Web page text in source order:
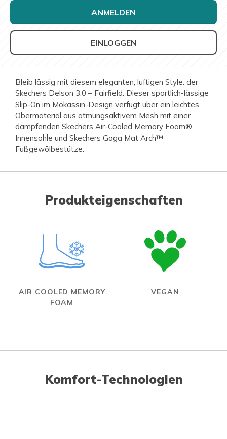
ANMELDEN
EINLOGGEN
Bleib lässig mit diesem eleganten, luftigen Style: der
Skechers Delson 3.0 – Fairfield. Dieser sportlich-lässige
Slip-On im Mokassin-Design verfügt über ein leichtes
Obermaterial aus atmungsaktivem Mesh mit einer
dämpfenden Skechers Air-Cooled Memory Foam®
Innensohle und Skechers Goga Mat Arch™
Fußgewölbestütze.
Produkteigenschaften
AIR COOLED MEMORY
FOAM
VEGAN
Komfort-Technologien